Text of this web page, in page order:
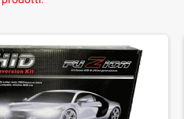
verifica sempre attacco
sensibile può essere più adatta una